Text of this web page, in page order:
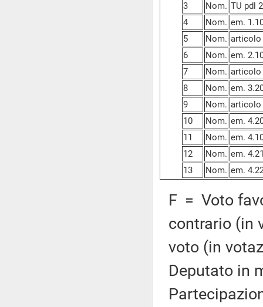
3
Nom. TU pdl
4
Nom. em.
5
Nom. articolo
6
Nom. em.
7
Nom. articolo
8
Nom. em.
9
Nom. articolo
10
Nom. em.
11
Nom. em.
12
Nom. em.
13
Nom. em.
F = Voto
contrario (in
voto (in
Deputato in